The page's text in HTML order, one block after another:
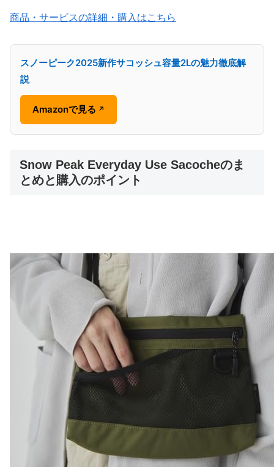
商品・サービスの詳細・購入はこちら
スノーピーク2025新作サコッシュ容量2Lの魅力徹底解
説
Amazonで見る ↗
Snow Peak Everyday Use Sacocheのま
とめと購入のポイント